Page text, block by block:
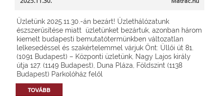
Üzletünk 2025.11.30.-án bezárt! Üzlethálózatunk
észszerűsítése miatt üzletünket bezártuk, azonban három
kiemelt budapesti bemutatótermünkben változatlan
lelkesedéssel és szakértelemmel várjuk Önt: Üllői út 81.
(1091 Budapest) – Központi üzletünk, Nagy Lajos király
útja 127. (1149 Budapest), Duna Pláza, Földszint (1138
Budapest) Parkolóház felől
TOVÁBB